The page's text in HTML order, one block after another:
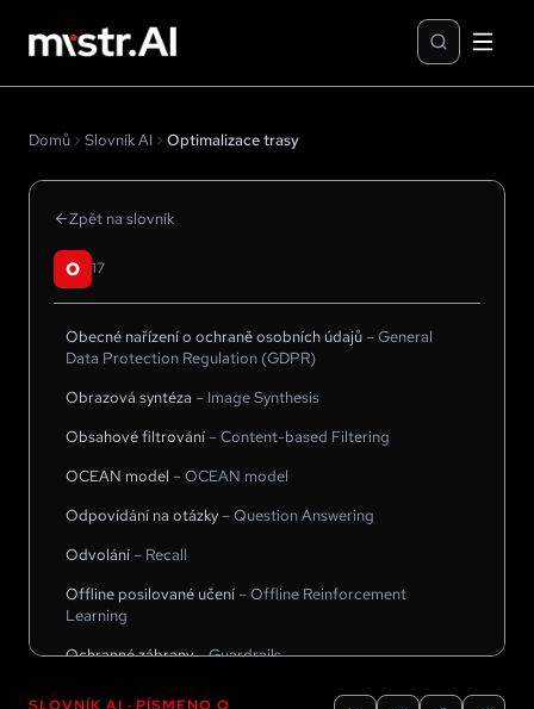
Domů Slovník AI Optimalizace trasy
Zpět na slovník
O 17
Obecné nařízení o ochraně osobních údajů–General
Data Protection Regulation (GDPR)
Obrazová syntéza – Image Synthesis
Obsahové filtrování–Content-based Filtering
OCEAN model –OCEAN model
Odpovídání na otázky–Question Answering
Odvolání– Recall
Offline posilované učení–Offline Reinforcement
Learning
Ochranné zábrany–Guardrails
Omezená umělá inteligence
Narrow AI